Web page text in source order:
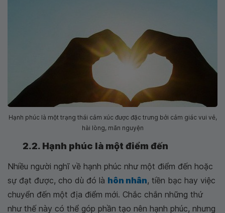
Hạnh phúc là một trạng thái cảm xúc được đặc trưng bởi cảm giác vui vẻ,
hài lòng, mãn nguyện
2.2. Hạnh phúc là một điểm đến
Nhiều người nghĩ về hạnh phúc như một điểm đến hoặc
sự đạt được, cho dù đó là hôn nhân, tiền bạc hay việc
chuyển đến một địa điểm mới. Chắc chắn những thứ
như thế này có thể góp phần tạo nên hạnh phúc, nhưng